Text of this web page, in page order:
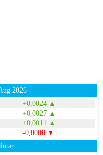
2026
+0,0024 ▲
+0,0027 ▲
+0,0011 ▲
-0,0008 ▼